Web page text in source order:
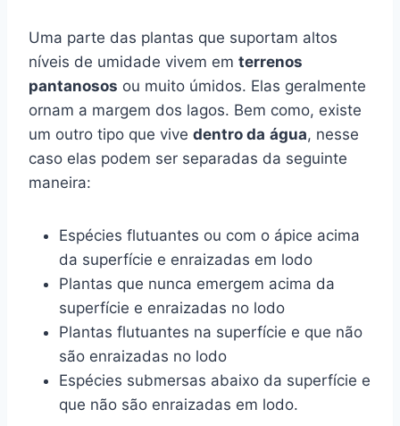
Uma parte das plantas que suportam altos
níveis de umidade vivem em terrenos
pantanosos ou muito úmidos. Elas geralmente
ornam a margem dos lagos. Bem como, existe
um outro tipo que vive dentro da água, nesse
caso elas podem ser separadas da seguinte
maneira:
Espécies flutuantes ou com o ápice acima
da superfície e enraizadas em lodo
Plantas que nunca emergem acima da
superfície e enraizadas no lodo
Plantas flutuantes na superfície e que não
são enraizadas no lodo
Espécies submersas abaixo da superfície e
que não são enraizadas em lodo.